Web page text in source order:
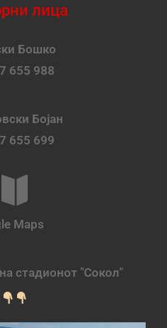
лица
Бошко
655 988
Бојан
655 699
Maps
стадионот "Сокол"